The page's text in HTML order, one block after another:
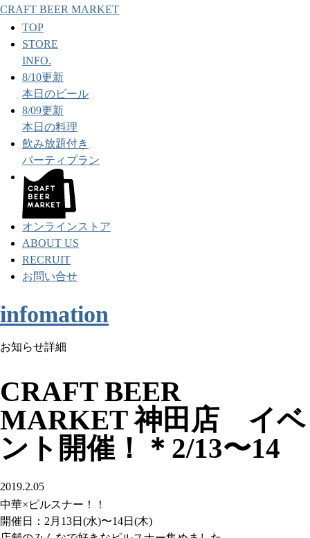
CRAFT BEER MARKET
TOP
STORE
INFO.
8/10更新
本日のビール
8/09更新
本日の料理
飲み放題付き
パーティプラン
オンラインストア
ABOUT US
RECRUIT
お問い合せ
infomation
お知らせ詳細
CRAFT BEER
MARKET 神田店 イベ
ント開催！＊2/13〜14
2019.2.05
中華×ピルスナー！！
開催日：2月13日(水)〜14日(木)